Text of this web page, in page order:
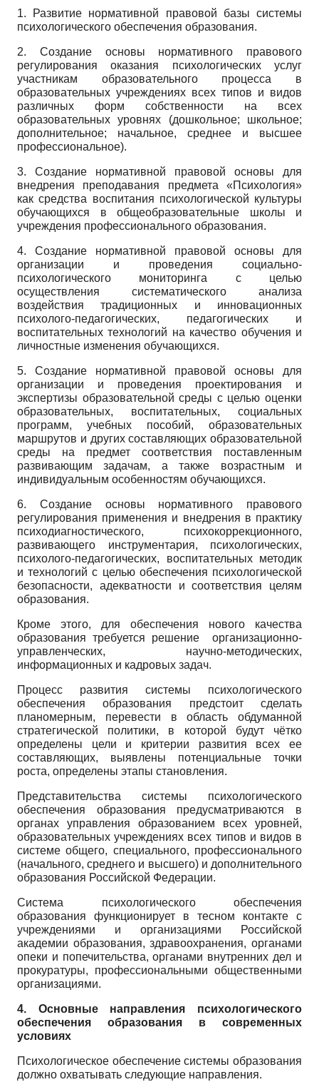
1. Развитие нормативной правовой базы системы
психологического обеспечения образования.
2. Создание основы нормативного правового
регулирования оказания психологических услуг
участникам образовательного процесса в
образовательных учреждениях всех типов и видов
различных форм собственности на всех
образовательных уровнях (дошкольное; школьное;
дополнительное; начальное, среднее и высшее
профессиональное).
3. Создание нормативной правовой основы для
внедрения преподавания предмета «Психология»
как средства воспитания психологической культуры
обучающихся в общеобразовательные школы и
учреждения профессионального образования.
4. Создание нормативной правовой основы для
организации и проведения социально-
психологического мониторинга с целью
осуществления систематического анализа
воздействия традиционных и инновационных
психолого-педагогических, педагогических и
воспитательных технологий на качество обучения и
личностные изменения обучающихся.
5. Создание нормативной правовой основы для
организации и проведения проектирования и
экспертизы образовательной среды с целью оценки
образовательных, воспитательных, социальных
программ, учебных пособий, образовательных
маршрутов и других составляющих образовательной
среды на предмет соответствия поставленным
развивающим задачам, а также возрастным и
индивидуальным особенностям обучающихся.
6. Создание основы нормативного правового
регулирования применения и внедрения в практику
психодиагностического, психокоррекционного,
развивающего инструментария, психологических,
психолого-педагогических, воспитательных методик
и технологий с целью обеспечения психологической
безопасности, адекватности и соответствия целям
образования.
Кроме этого, для обеспечения нового качества
образования требуется решение организационно-
управленческих, научно-методических,
информационных и кадровых задач.
Процесс развития системы психологического
обеспечения образования предстоит сделать
планомерным, перевести в область обдуманной
стратегической политики, в которой будут чётко
определены цели и критерии развития всех ее
составляющих, выявлены потенциальные точки
роста, определены этапы становления.
Представительства системы психологического
обеспечения образования предусматриваются в
органах управления образованием всех уровней,
образовательных учреждениях всех типов и видов в
системе общего, специального, профессионального
(начального, среднего и высшего) и дополнительного
образования Российской Федерации.
Система психологического обеспечения
образования функционирует в тесном контакте с
учреждениями и организациями Российской
академии образования, здравоохранения, органами
опеки и попечительства, органами внутренних дел и
прокуратуры, профессиональными общественными
организациями.
4. Основные направления психологического
обеспечения образования в современных
условиях
Психологическое обеспечение системы образования
должно охватывать следующие направления.